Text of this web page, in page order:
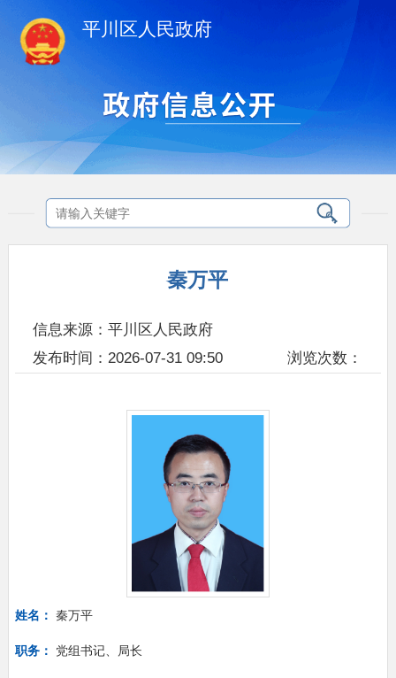
平川区人民政府
秦万平
信息来源：平川区人民政府
发布时间：2026-07-31 09:50
浏览次数：
姓名： 秦万平
职务： 党组书记、局长